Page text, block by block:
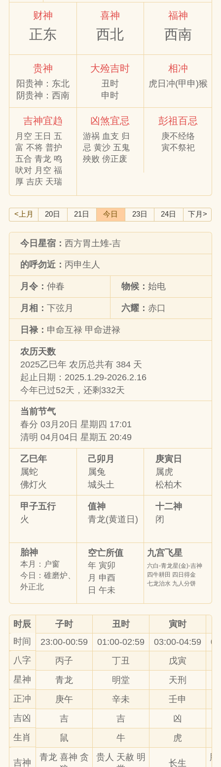
财神
正东
喜神
西北
福神
西南
贵神
阳贵神：东北
阴贵神：西南
大殓吉时
丑时
申时
相冲
虎日冲(甲申)猴
吉神宜趋
月空 王日 五
富 不将 普护
五合 青龙 鸣
吠对 月空 福
厚 吉庆 天瑞
凶煞宜忌
游祸 血支 归
忌 黄沙 五鬼
殃败 傍正废
彭祖百忌
庚不经络
寅不祭祀
<上月 20日 21日 今日 23日 24日 下月>
今日星宿：西方胃土雉-吉
的呼勿近：丙申生人
月令：仲春 物候：始电
月相：下弦月 六耀：赤口
日禄： 申命互禄 甲命进禄
农历天数
2025乙巳年 农历总共有 384 天
起止日期：2025.1.29-2026.2.16
今年已过52天，还剩332天
当前节气
春分 03月20日 星期四 17:01
清明 04月04日 星期五 20:49
乙巳年
属蛇
佛灯火
己卯月
属兔
城头土
庚寅日
属虎
松柏木
甲子五行
火
值神
青龙(黄道日)
十二神
闭
胎神
本月：户窗
今日：碓磨炉、
外正北
空亡所值
年 寅卯
月 申酉
日 午未
九宫飞星
六白-青龙星(金)-吉神
四牛耕田 四日得金
七龙治水 九人分饼
时辰 子时 丑时
寅时
时间
23:00-00:59 01:00-02:59 03:00-04:59
八字
丙子 丁丑
戊寅
星神
青龙 明堂
天刑
正冲
庚午 辛未
壬申
吉凶
吉 吉
凶
生肖
鼠 牛 虎
吉神
青龙 喜神 贪
贵人 天赦 明
长生
胞